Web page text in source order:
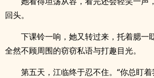
回头。
下课铃一响，她又转过来，托着腮一
全然不顾周围的窃窃私语与打趣目光。
第五天，江临终于忍不住。“你总盯